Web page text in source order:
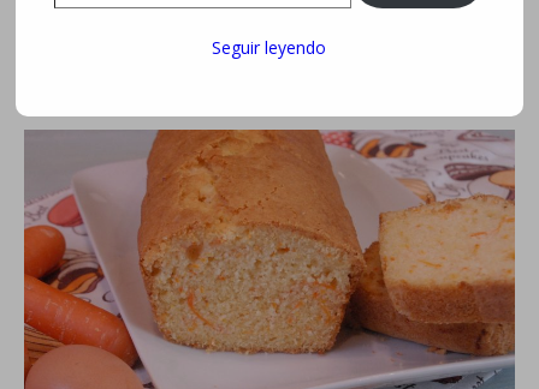
Seguir leyendo